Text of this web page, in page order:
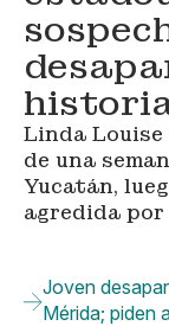
Linda Louise
de una
Yucatán,
agredida por
Joven
Mérida; piden